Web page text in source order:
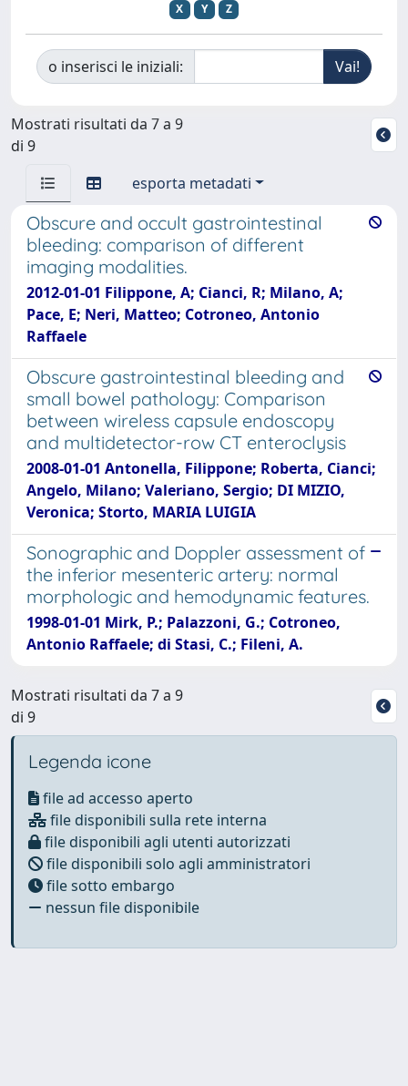
X
Y Z
o inserisci le iniziali:
Mostrati risultati da 7 a 9
di 9
esporta metadati
Obscure and occult gastrointestinal
bleeding: comparison of different
imaging modalities.
2012-01-01 Filippone, A; Cianci, R; Milano, A;
Pace, E; Neri, Matteo; Cotroneo, Antonio
Raffaele
Obscure gastrointestinal bleeding and
small bowel pathology: Comparison
between wireless capsule endoscopy
and multidetector-row CT enteroclysis
2008-01-01 Antonella, Filippone; Roberta, Cianci;
Angelo, Milano; Valeriano, Sergio; DI MIZIO,
Veronica; Storto, MARIA LUIGIA
Sonographic and Doppler assessment of
the inferior mesenteric artery: normal
morphologic and hemodynamic features.
1998-01-01 Mirk, P.; Palazzoni, G.; Cotroneo,
Antonio Raffaele; di Stasi, C.; Fileni, A.
Mostrati risultati da 7 a 9
di 9
Legenda icone
file ad accesso aperto
file disponibili sulla rete interna
file disponibili agli utenti autorizzati
file disponibili solo agli amministratori
file sotto embargo
nessun file disponibile